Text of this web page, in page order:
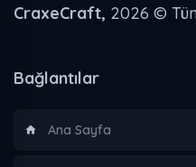
CraxeCraft, 2026 ©
Bağlantılar
Ana Sayfa